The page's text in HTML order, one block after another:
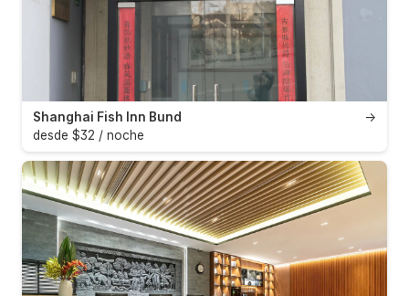
→
Shanghai Fish Inn Bund
desde $32 / noche